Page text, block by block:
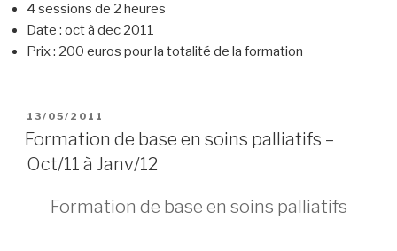
4 sessions de 2 heures
Date : oct à dec 2011
Prix : 200 euros pour la totalité de la formation
PUBLIÉ
LE
13/05/2011
Formation de base en soins palliatifs –
Oct/11 à Janv/12
Formation de base en soins palliatifs